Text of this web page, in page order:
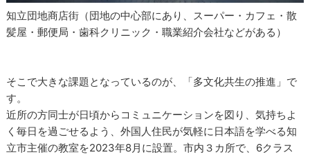
知立団地商店街（団地の中心部にあり、スーパー・カフェ・散
髪屋・郵便局・歯科クリニック・職業紹介会社などがある）
そこで大きな課題となっているのが、「多文化共生の推進」で
す。
近所の方同士が日頃からコミュニケーションを図り、気持ちよ
く毎日を過ごせるよう、外国人住民が気軽に日本語を学べる知
立市主催の教室を2023年8月に設置。市内３カ所で、6クラス